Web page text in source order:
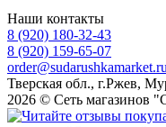
Наши контакты
8 (920) 180-32-43
8 (920) 159-65-07
order@sudarushkamarket.ru
Тверская обл., г.Ржев,
2026 © Сеть магазинов